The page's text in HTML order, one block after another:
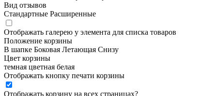
Вид отзывов
Стандартные Расширенные
Отображать галерею у элемента для списка товаров
Положение корзины
В шапке Боковая Летающая Снизу
Цвет корзины
темная цветная белая
Отображать кнопку печати корзины
Отображать корзину на всех страницах?